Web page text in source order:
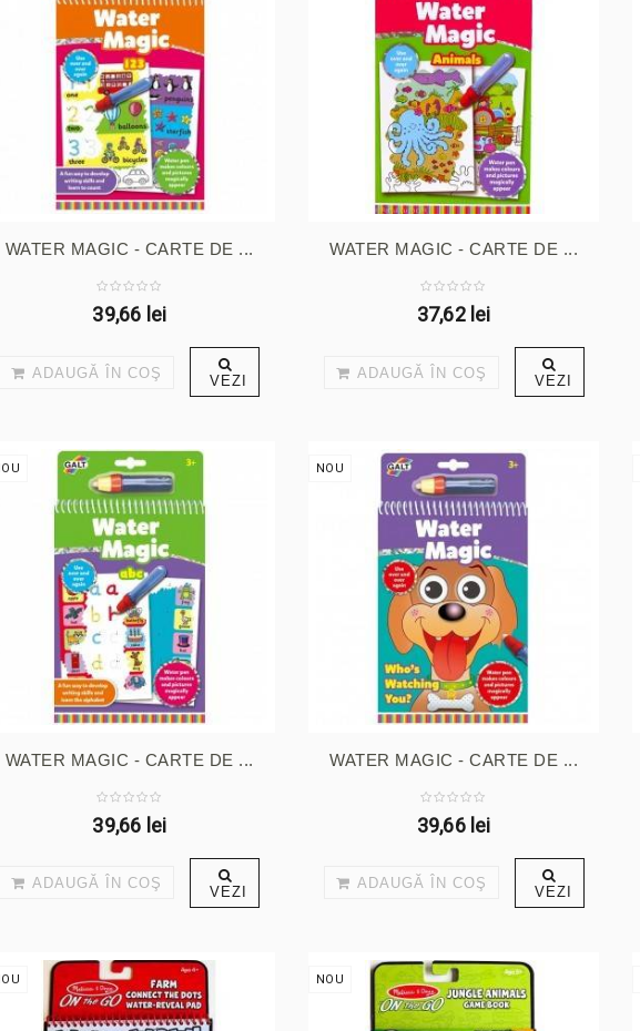
WATER MAGIC - CARTE DE ...
39,66 lei
ADAUGĂ ÎN COŞ VEZI
WATER MAGIC - CARTE DE ...
37,62 lei
ADAUGĂ ÎN COŞ VEZI
WATER MAGIC - CARTE DE ...
39,66 lei
ADAUGĂ ÎN COŞ VEZI
NOU
WATER MAGIC - CARTE DE ...
39,66 lei
ADAUGĂ ÎN COŞ VEZI
NOU